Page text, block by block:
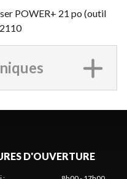
POWER+ 21 po (outil
D'OUVERTURE